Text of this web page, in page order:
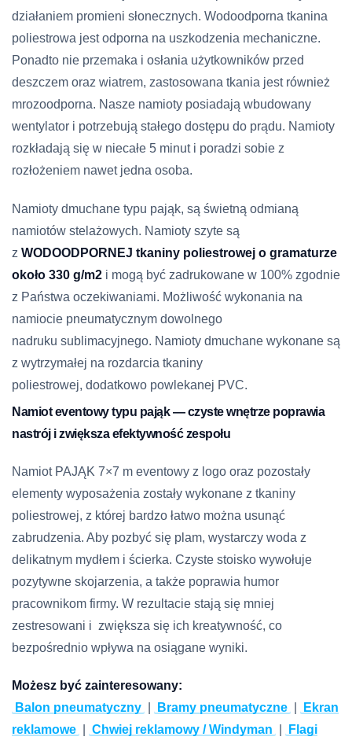
działaniem promieni słonecznych. Wodoodporna tkanina
poliestrowa jest odporna na uszkodzenia mechaniczne.
Ponadto nie przemaka i osłania użytkowników przed
deszczem oraz wiatrem, zastosowana tkania jest również
mrozoodporna. Nasze namioty posiadają wbudowany
wentylator i potrzebują stałego dostępu do prądu. Namioty
rozkładają się w niecałe 5 minut i poradzi sobie z
rozłożeniem nawet jedna osoba.
Namioty dmuchane typu pająk, są świetną odmianą
namiotów stelażowych. Namioty szyte są
z WODOODPORNEJ tkaniny poliestrowej o gramaturze
około 330 g/m2 i mogą być zadrukowane w 100% zgodnie
z Państwa oczekiwaniami. Możliwość wykonania na
namiocie pneumatycznym dowolnego
nadruku sublimacyjnego. Namioty dmuchane wykonane są
z wytrzymałej na rozdarcia tkaniny
poliestrowej, dodatkowo powlekanej PVC.
Namiot eventowy typu pająk — czyste wnętrze poprawia
nastrój i zwiększa efektywność zespołu
Namiot PAJĄK 7×7 m eventowy z logo oraz pozostały
elementy wyposażenia zostały wykonane z tkaniny
poliestrowej, z której bardzo łatwo można usunąć
zabrudzenia. Aby pozbyć się plam, wystarczy woda z
delikatnym mydłem i ścierka. Czyste stoisko wywołuje
pozytywne skojarzenia, a także poprawia humor
pracownikom firmy. W rezultacie stają się mniej
zestresowani i zwiększa się ich kreatywność, co
bezpośrednio wpływa na osiągane wyniki.
Możesz być zainteresowany:
Balon pneumatyczny
Bramy pneumatyczne
Ekran
reklamowe
Chwiej reklamowy / Windyman
Flagi